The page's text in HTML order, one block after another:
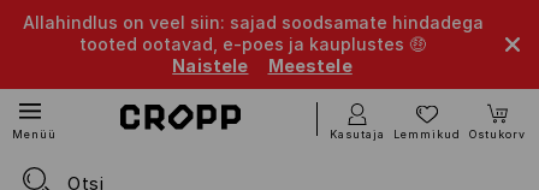
Allahindlus on veel siin: sajad soodsamate hindadega
tooted ootavad, e-poes ja kauplustes 🤑
Naistele
Meestele
Menüü Kasutaja Lemmikud Ostukorv